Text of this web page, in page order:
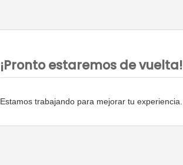
¡Pronto estaremos de vuelta!
Estamos trabajando para mejorar tu experiencia.